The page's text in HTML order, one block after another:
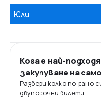
Юли
Кога е най-
закупуване на
Разбери колко по-рано
двупосочни билети.